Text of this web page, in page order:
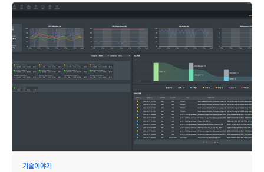
하지만 쿠버네티스를 도입했다고 해서 하이브리드 클라우드의 운영
복잡성이 자동으로 해결되는 것은 아닙니다. 오히려 클러스터가 여러
환경에 분산될수록 관리 기준은 달라지고, 운영 데이터는 흩어지며,
워크로드 배치 판단은 더 복잡해집니다. 따라서 하이브리드 클라우드
환경에서 쿠버네티스를 효과적으로 관리하려면 단일 클러스터를
안정적으로 운영하는 수준을 넘어, 분산된 클러스터와 워크로드를
하나의 운영 체계 안에서 바라보는 관점이 필요합니다. 이번 글에서는
이를 위한 핵심 관리 방향을 운영 표준화, 통합 가시성, 워크로드 배치
전략의 세 가지로 나누어 살펴보겠습니다. [1] 클러스터가 늘어날수록
운영 기준은 더 명확해야 합니다 쿠버네티스는 애플리케이션 실행
방식을 표준화하는 데 유용한 기술입니다. 컨테이너 기반
애플리케이션을 배포하고 확장하며, 장애가 발생한 Pod를 재시작하는
등 운영 자동화의 기반을 제공합니다. 그러나 쿠버네티스가 조직의 운영
방식, 보안 정책, 배포 기준, 모니터링 체계까지 자동으로
표준화해주지는 않습니다. 하이브리드 클라우드 환경에서는 이 차이가
기술이야기